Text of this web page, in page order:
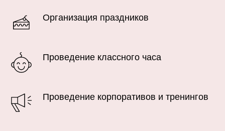
Организация праздников
Проведение классного часа
Проведение корпоративов и тренингов